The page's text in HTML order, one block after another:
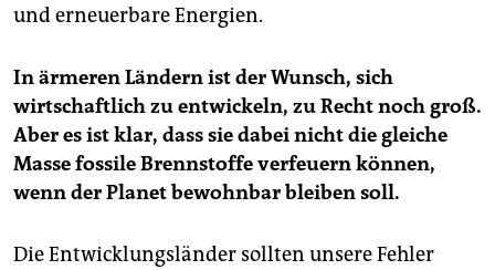
und erneuerbare Energien.
In ärmeren Ländern ist der Wunsch, sich
wirtschaftlich zu entwickeln, zu Recht noch groß.
Aber es ist klar, dass sie dabei nicht die gleiche
Masse fossile Brennstoffe verfeuern können,
wenn der Planet bewohnbar bleiben soll.
Die Entwicklungsländer sollten unsere Fehler